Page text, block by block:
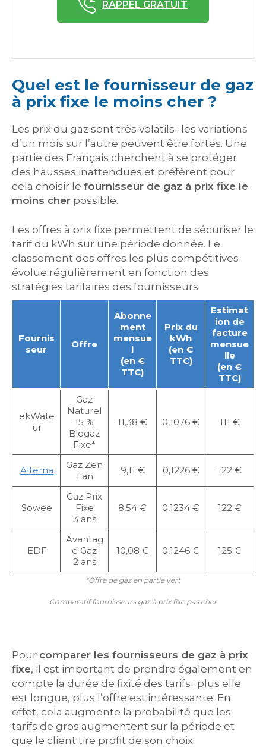
RAPPEL GRATUIT
Quel est le fournisseur de gaz
à prix fixe le moins cher ?
Les prix du gaz sont très volatils : les variations
d’un mois sur l’autre peuvent être fortes. Une
partie des Français cherchent à se protéger
des hausses inattendues et préfèrent pour
cela choisir le fournisseur de gaz à prix fixe le
moins cher possible.
Les offres à prix fixe permettent de sécuriser le
tarif du kWh sur une période donnée. Le
classement des offres les plus compétitives
évolue régulièrement en fonction des
stratégies tarifaires des fournisseurs.
Fournis
seur
Offre
Abonne
ment
mensue
l
(en €
TTC)
Prix du
kWh
(en €
TTC)
Estimat
ion de
facture
mensue
lle
(en €
TTC)
ekWate
ur
Gaz
Naturel
15 %
Biogaz
Fixe*
11,38 € 0,1076 € 111 €
Alterna
Gaz Zen
1 an
9,11 € 0,1226 € 122 €
Sowee
Gaz Prix
Fixe
3 ans
8,54 € 0,1234 € 122 €
EDF
Avantag
e Gaz
2 ans
10,08 € 0,1246 € 125 €
*Offre de gaz en partie vert
Comparatif fournisseurs gaz à prix fixe pas cher
Pour comparer les fournisseurs de gaz à prix
fixe, il est important de prendre également en
compte la durée de fixité des tarifs : plus elle
est longue, plus l’offre est intéressante. En
effet, cela augmente la probabilité que les
tarifs de gros augmentent sur la période et
que le client tire profit de son choix.